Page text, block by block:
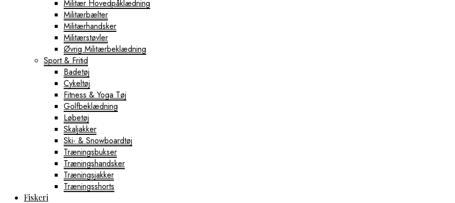
Militær Hovedpåklædning
Militærbælter
Militærhandsker
Militærstøvler
Øvrig Militærbeklædning
Sport & Fritid
Badetøj
Cykeltøj
Fitness & Yoga Tøj
Golfbeklædning
Løbetøj
Skaljakker
Ski- & Snowboardtøj
Træningsbukser
Træningshandsker
Træningsjakker
Træningsshorts
Fiskeri